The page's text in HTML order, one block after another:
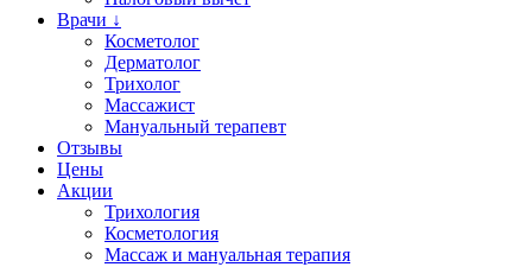
Врачи ↓
Косметолог
Дерматолог
Трихолог
Массажист
Мануальный терапевт
Отзывы
Цены
Акции
Трихология
Косметология
Массаж и мануальная терапия